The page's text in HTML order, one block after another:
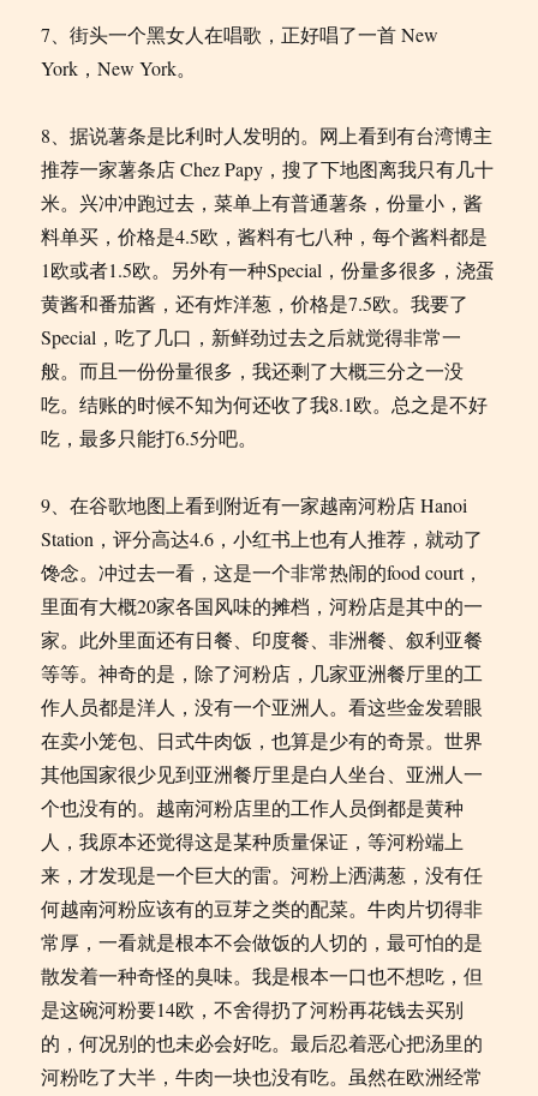
7、街头一个黑女人在唱歌，正好唱了一首 New
York，New York。
8、据说薯条是比利时人发明的。网上看到有台湾博主
推荐一家薯条店 Chez Papy，搜了下地图离我只有几十
米。兴冲冲跑过去，菜单上有普通薯条，份量小，酱
料单买，价格是4.5欧，酱料有七八种，每个酱料都是
1欧或者1.5欧。另外有一种Special，份量多很多，浇蛋
黄酱和番茄酱，还有炸洋葱，价格是7.5欧。我要了
Special，吃了几口，新鲜劲过去之后就觉得非常一
般。而且一份份量很多，我还剩了大概三分之一没
吃。结账的时候不知为何还收了我8.1欧。总之是不好
吃，最多只能打6.5分吧。
9、在谷歌地图上看到附近有一家越南河粉店Hanoi
Station ，评分高达4.6 ，小红书上也有人推荐，就动了
馋念。冲过去一看，这是一个非常热闹的food court，
里面有大概20家各国风味的摊档，河粉店是其中的一
家。此外里面还有日餐、印度餐、非洲餐、叙利亚餐
等等。神奇的是，除了河粉店，几家亚洲餐厅里的工
作人员都是洋人，没有一个亚洲人。看这些金发碧眼
在卖小笼包、日式牛肉饭，也算是少有的奇景。世界
其他国家很少见到亚洲餐厅里是白人坐台、亚洲人一
个也没有的。越南河粉店里的工作人员倒都是黄种
人，我原本还觉得这是某种质量保证，等河粉端上
来，才发现是一个巨大的雷。河粉上洒满葱，没有任
何越南河粉应该有的豆芽之类的配菜。牛肉片切得非
常厚，一看就是根本不会做饭的人切的，最可怕的是
散发着一种奇怪的臭味。我是根本一口也不想吃，但
是这碗河粉要14欧，不舍得扔了河粉再花钱去买别
的，何况别的也未必会好吃。最后忍着恶心把汤里的
河粉吃了大半，牛肉一块也没有吃。虽然在欧洲经常